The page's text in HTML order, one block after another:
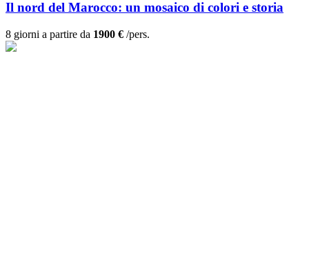
Il nord del Marocco: un mosaico di colori e storia
8 giorni a partire da 1900 € /pers.